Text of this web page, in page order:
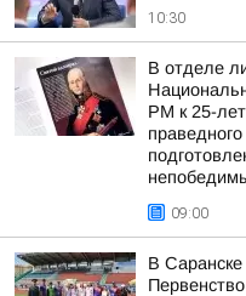
10:30
В отделе
РМ к 25-
09:00
В